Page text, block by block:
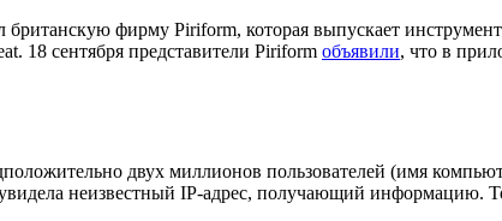
британскую фирму Piriform, которая выпускает
18 сентября представители Piriform объявили, что в
двух миллионов пользователей (имя
неизвестный IP-адрес, получающий информацию.